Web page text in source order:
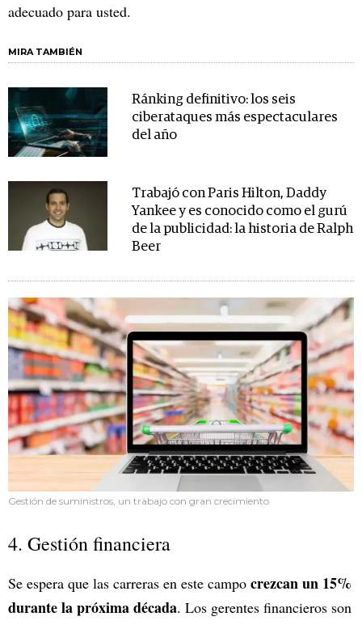
adecuado para usted.
MIRA TAMBIÉN
Ránking definitivo: los seis
ciberataques más espectaculares
del año
Trabajó con Paris Hilton, Daddy
Yankee y es conocido como el gurú
de la publicidad: la historia de Ralph
Beer
Gestión de suministros, un trabajo con gran crecimiento
4. Gestión financiera
Se espera que las carreras en este campo crezcan un 15%
durante la próxima década. Los gerentes financieros son